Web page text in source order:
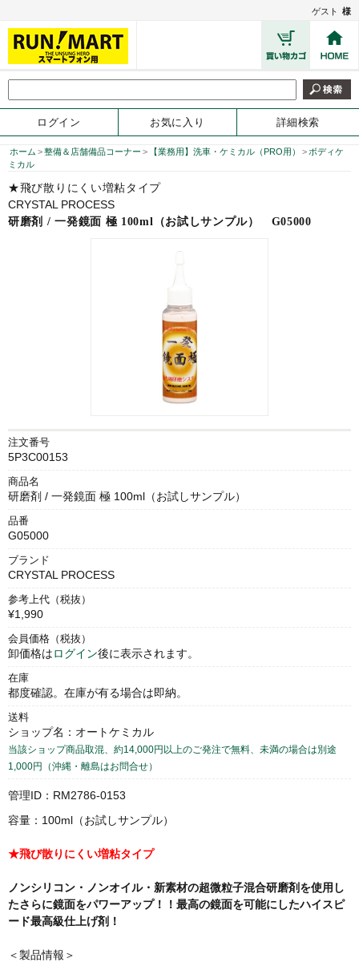
ゲスト 様
ログイン お気に入り 詳細検索
ホーム >整備＆店舗備品コーナー > 【業務用】洗車・ケミカル（PRO用） > ボディケ
ミカル
★飛び散りにくい増粘タイプ
CRYSTAL PROCESS
研磨剤 / 一発鏡面 極 100ml（お試しサンプル） G05000
注文番号
5P3C00153
商品名
研磨剤 / 一発鏡面 極 100ml（お試しサンプル）
品番
G05000
ブランド
CRYSTAL PROCESS
参考上代（税抜）
¥1,990
会員価格（税抜）
卸価格はログイン後に表示されます。
在庫
都度確認。在庫が有る場合は即納。
送料
ショップ名：オートケミカル
当該ショップ商品取混、約14,000円以上のご発注で無料、未満の場合は別途
1,000円（沖縄・離島はお問合せ）
管理ID：RM2786-0153
容量：100ml（お試しサンプル）
★飛び散りにくい増粘タイプ
ノンシリコン・ノンオイル・新素材の超微粒子混合研磨剤を使用し
たさらに鏡面をパワーアップ！！最高の鏡面を可能にしたハイスピ
ード最高級仕上げ剤！
＜製品情報＞